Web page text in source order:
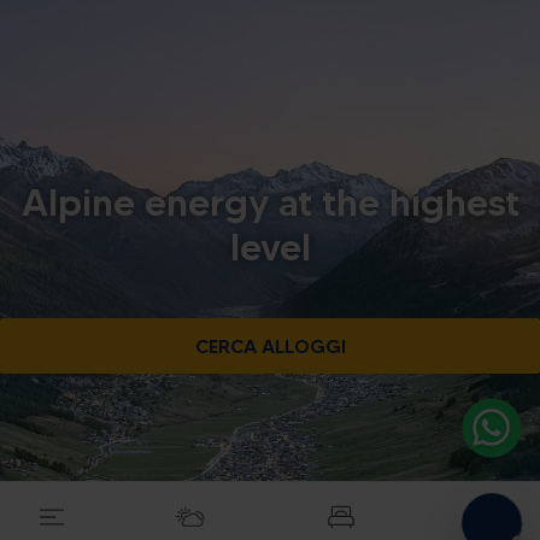
Alpine energy at the highest
level
CERCA ALLOGGI